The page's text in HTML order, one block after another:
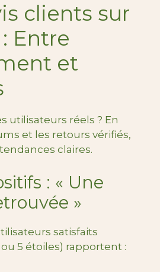
clients sur
Entre
et
utilisateurs réels ? En
et les retours vérifiés,
claires.
: « Une
»
satisfaits
5 étoiles) rapportent :